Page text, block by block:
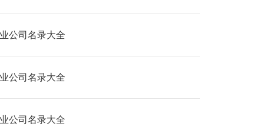
公司名录大全
公司名录大全
公司名录大全